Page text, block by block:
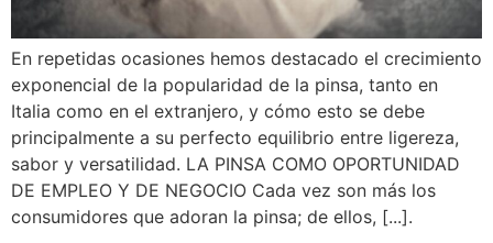
En repetidas ocasiones hemos destacado el crecimiento
exponencial de la popularidad de la pinsa, tanto en
Italia como en el extranjero, y cómo esto se debe
principalmente a su perfecto equilibrio entre ligereza,
sabor y versatilidad. LA PINSA COMO OPORTUNIDAD
DE EMPLEO Y DE NEGOCIO Cada vez son más los
consumidores que adoran la pinsa; de ellos, [...].